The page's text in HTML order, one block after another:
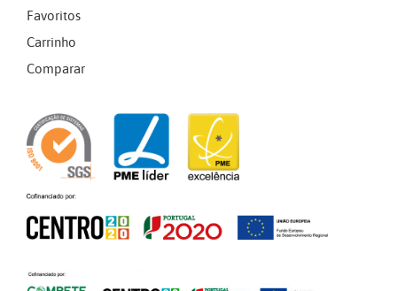
Favoritos
Carrinho
Comparar